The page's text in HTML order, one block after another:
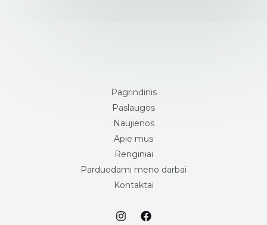
Pagrindinis
Paslaugos
Naujienos
Apie mus
Renginiai
Parduodami meno darbai
Kontaktai